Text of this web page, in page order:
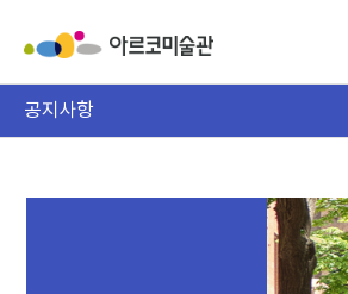
공지사항